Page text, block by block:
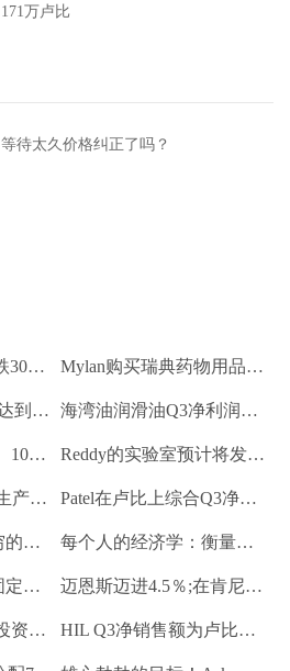
171万卢比
等待太久价格纠正了吗？
卢比在67.94左右下跌30杆，反对美元 Mylan购买瑞典药物用品Meda
卢比以67.85 / $最终达到5杆 海湾油润滑油Q3净利润卢比。26.2亿卢比
SRF Q3载有净利润。100.6亿卢比 Reddy的实验室预计将发布令人印象深刻的Q3号码
JSW钢铁：1月粗钢生产9.27 LK吨 Patel在卢比上综合Q3净利润。2.1亿卢比
盖皮可能会发布贫穷的Q3数字 每个人的经济学：衡量新的GDP
印度愿意考虑长期固定价格合同供应燃气供应：Piyush Goyal. 迈恩斯迈进4.5％;在肯尼亚获得普遍公司的控制股权
AffiCity在硅谷天使投资者和创始人获得1.2亿美元天使的资金 HIL Q3净销售额为卢比。215亿卢比